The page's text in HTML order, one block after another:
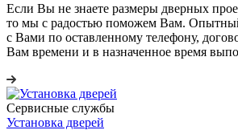
Если Вы не знаете размеры дверных
то мы с радостью поможем Вам.
с Вами по оставленному телефону,
Вам времени и в назначенное время
Сервисные службы
Установка дверей